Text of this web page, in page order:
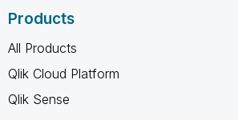
Products
All Products
Qlik Cloud Platform
Qlik Sense